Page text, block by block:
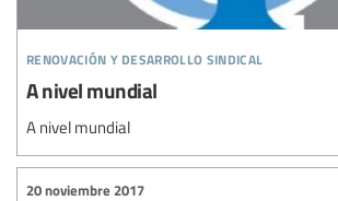
renovación y desarrollo sindical
A nivel mundial
A nivel mundial
20 noviembre 2017